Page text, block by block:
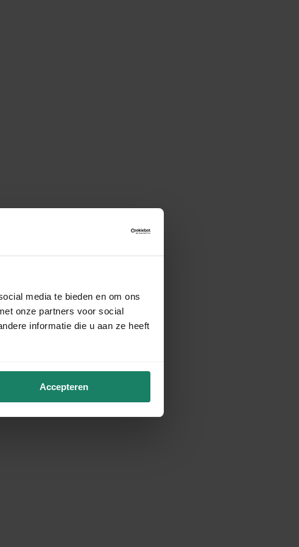
media te bieden en om ons
onze partners voor social
informatie die u aan ze heeft
Accepteren